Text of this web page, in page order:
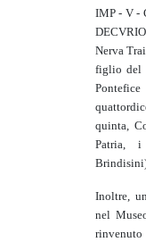
IMP - V -
Nerva
figlio del
quinta,
Patria,
Inoltre,
nel